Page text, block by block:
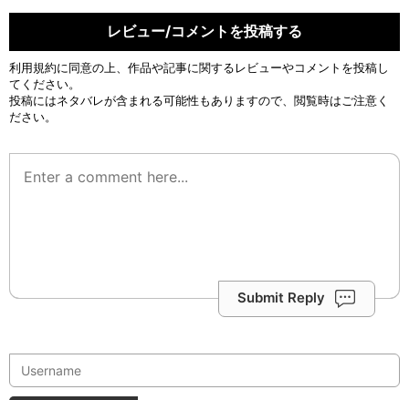
レビュー/コメントを投稿する
利用規約に同意の上、作品や記事に関するレビューやコメントを投稿し
てください。
投稿にはネタバレが含まれる可能性もありますので、閲覧時はご注意く
ださい。
Submit Reply